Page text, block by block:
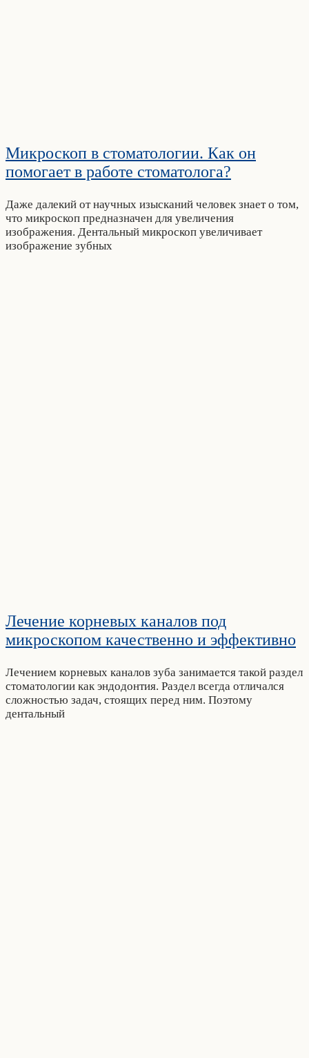
Микроскоп в стоматологии. Как он
помогает в работе стоматолога?
Даже далекий от научных изысканий человек знает о том,
что микроскоп предназначен для увеличения
изображения. Дентальный микроскоп увеличивает
изображение зубных
Лечение корневых каналов под
микроскопом качественно и эффективно
Лечением корневых каналов зуба занимается такой раздел
стоматологии как эндодонтия. Раздел всегда отличался
сложностью задач, стоящих перед ним. Поэтому
дентальный